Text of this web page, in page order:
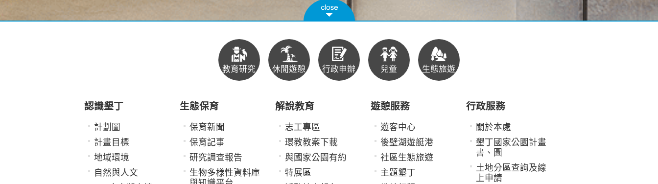
教育研究 休閒遊憩 行政申辦 兒童 生態旅遊
認識墾丁
計劃圖
計畫目標
地域環境
自然與人文
生態保育
保育新聞
保育記事
研究調查報告
生物多樣性資料庫
解說教育
志工專區
環教教案下載
與國家公園有約
特展區
遊憩服務
遊客中心
後壁湖遊艇港
社區生態旅遊
主題墾丁
行政服務
關於本處
墾丁國家公園計畫
書、圖
土地分區查詢及線
上申請